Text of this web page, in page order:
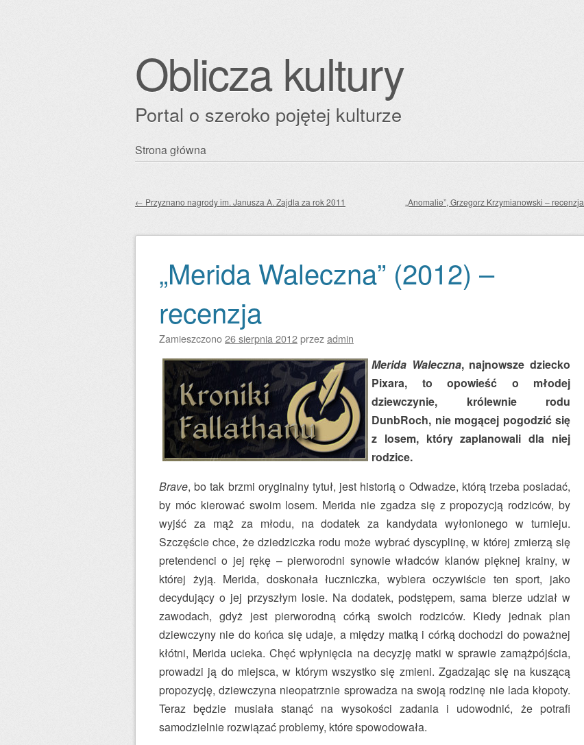
Oblicza kultury
Portal o szeroko pojętej kulturze
Przejdź
Strona główna
Zobacz wpisy
← Przyznano nagrody im. Janusza A. Zajdla za rok 2011 „Anomalie”, Grzegorz Krzymianowski – recenzja
„Merida Waleczna” (2012) –
recenzja
Zamieszczono26 sierpnia 2012przezadmin
Merida Waleczna, najnowsze dziecko
Pixara, to opowieść o młodej
dziewczynie, królewnie rodu
DunbRoch, nie mogącej pogodzić się
z losem, który zaplanowali dla niej
rodzice.
Brave, bo tak brzmi oryginalny tytuł, jest historią o Odwadze, którą trzeba posiadać,
by móc kierować swoim losem. Merida nie zgadza się z propozycją rodziców, by
wyjść za mąż za młodu, na dodatek za kandydata wyłonionego w turnieju.
Szczęście chce, że dziedziczka rodu może wybrać dyscyplinę, w której zmierzą się
pretendenci o jej rękę – pierworodni synowie władców klanów pięknej krainy, w
której żyją. Merida, doskonała łuczniczka, wybiera oczywiście ten sport, jako
decydujący o jej przyszłym losie. Na dodatek, podstępem, sama bierze udział w
zawodach, gdyż jest pierworodną córką swoich rodziców. Kiedy jednak plan
dziewczyny nie do końca się udaje, a między matką i córką dochodzi do poważnej
kłótni, Merida ucieka. Chęć wpłynięcia na decyzję matki w sprawie zamążpójścia,
prowadzi ją do miejsca, w którym wszystko się zmieni. Zgadzając się na kuszącą
propozycję, dziewczyna nieopatrznie sprowadza na swoją rodzinę nie lada kłopoty.
Teraz będzie musiała stanąć na wysokości zadania i udowodnić, że potrafi
samodzielnie rozwiązać problemy, które spowodowała.